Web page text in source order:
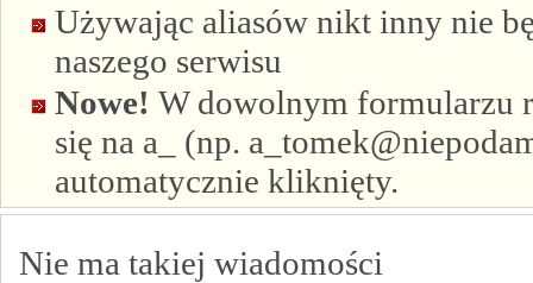
Używając aliasów nikt inny nie
naszego serwisu
Nowe! W dowolnym formularzu
się na a_ (np.
automatycznie kliknięty.
Nie ma takiej wiadomości